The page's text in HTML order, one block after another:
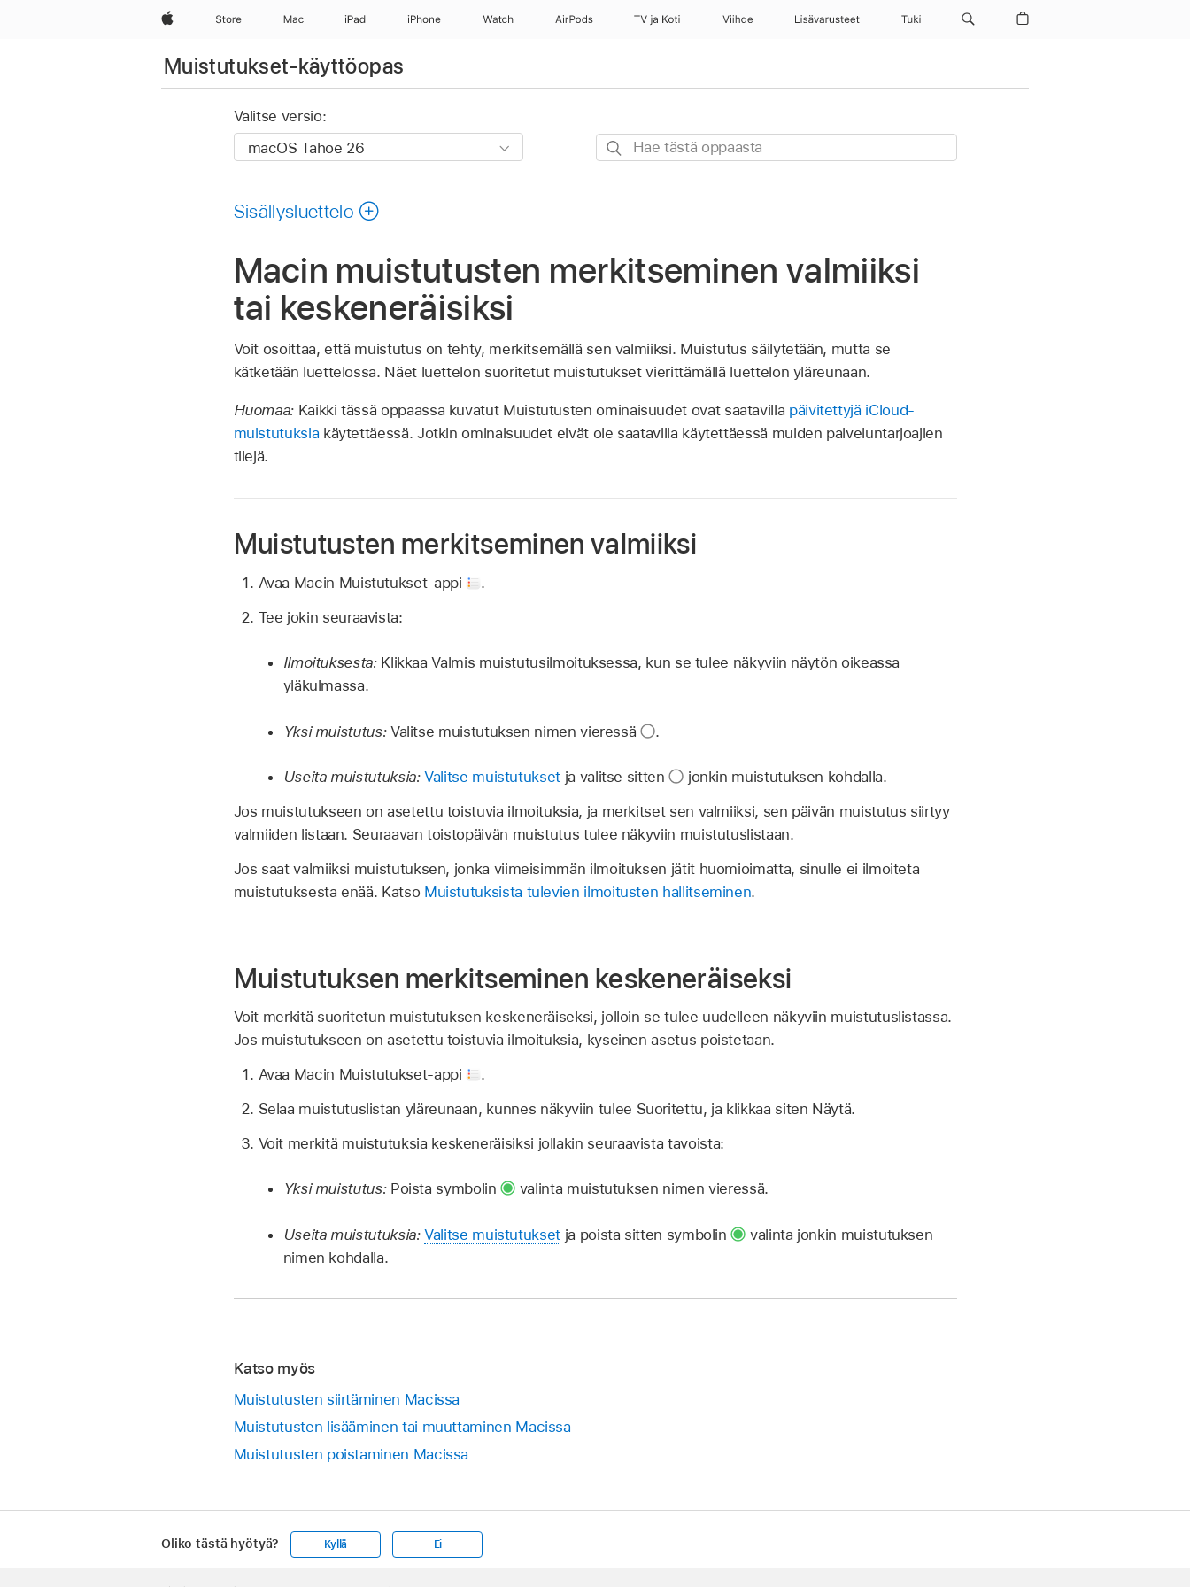
Apple Store Mac iPad iPhone Watch AirPods TV ja Koti Viihde Lisävarusteet Tuki
Muistutukset-käyttöopas
Valitse versio:
Hae
Sisällysluettelo
Macin muistutusten merkitseminen valmiiksi
tai keskeneräisiksi
Voit osoittaa, että muistutus on tehty, merkitsemällä sen valmiiksi. Muistutus säilytetään, mutta se
kätketään luettelossa. Näet luettelon suoritetut muistutukset vierittämällä luettelon yläreunaan.
Huomaa: Kaikki tässä oppaassa kuvatut Muistutusten ominaisuudet ovat saatavilla päivitettyjä iCloud-
muistutuksia käytettäessä. Jotkin ominaisuudet eivät ole saatavilla käytettäessä muiden palveluntarjoajien
tilejä.
Muistutusten merkitseminen valmiiksi
Avaa Macin Muistutukset-appi
.
Tee jokin seuraavista:
Ilmoituksesta:Klikkaa Valmis muistutusilmoituksessa, kun se tulee näkyviin näytön oikeassa
yläkulmassa.
Yksi muistutus:Valitse muistutuksen nimen vieressä .
Useita muistutuksia: Valitse muistutukset ja valitse sitten
jonkin muistutuksen kohdalla.
Jos muistutukseen on asetettu toistuvia ilmoituksia, ja merkitset sen valmiiksi, sen päivän muistutus siirtyy
valmiiden listaan. Seuraavan toistopäivän muistutus tulee näkyviin muistutuslistaan.
Jos saat valmiiksi muistutuksen, jonka viimeisimmän ilmoituksen jätit huomioimatta, sinulle ei ilmoiteta
muistutuksesta enää. Katso Muistutuksista tulevien ilmoitusten hallitseminen.
Muistutuksen merkitseminen keskeneräiseksi
Voit merkitä suoritetun muistutuksen keskeneräiseksi, jolloin se tulee uudelleen näkyviin muistutuslistassa.
Jos muistutukseen on asetettu toistuvia ilmoituksia, kyseinen asetus poistetaan.
Avaa Macin Muistutukset-appi
.
Selaa muistutuslistan yläreunaan, kunnes näkyviin tulee Suoritettu, ja klikkaa siten Näytä.
Voit merkitä muistutuksia keskeneräisiksi jollakin seuraavista tavoista:
Yksi muistutus:Poista symbolin valinta muistutuksen nimen vieressä.
Useita muistutuksia: Valitse muistutukset ja poista sitten symbolin
valinta jonkin muistutuksen
nimen kohdalla.
Katso myös
Muistutusten siirtäminen Macissa
Muistutusten lisääminen tai muuttaminen Macissa
Muistutusten poistaminen Macissa
Oliko tästä hyötyä? Kyllä Ei